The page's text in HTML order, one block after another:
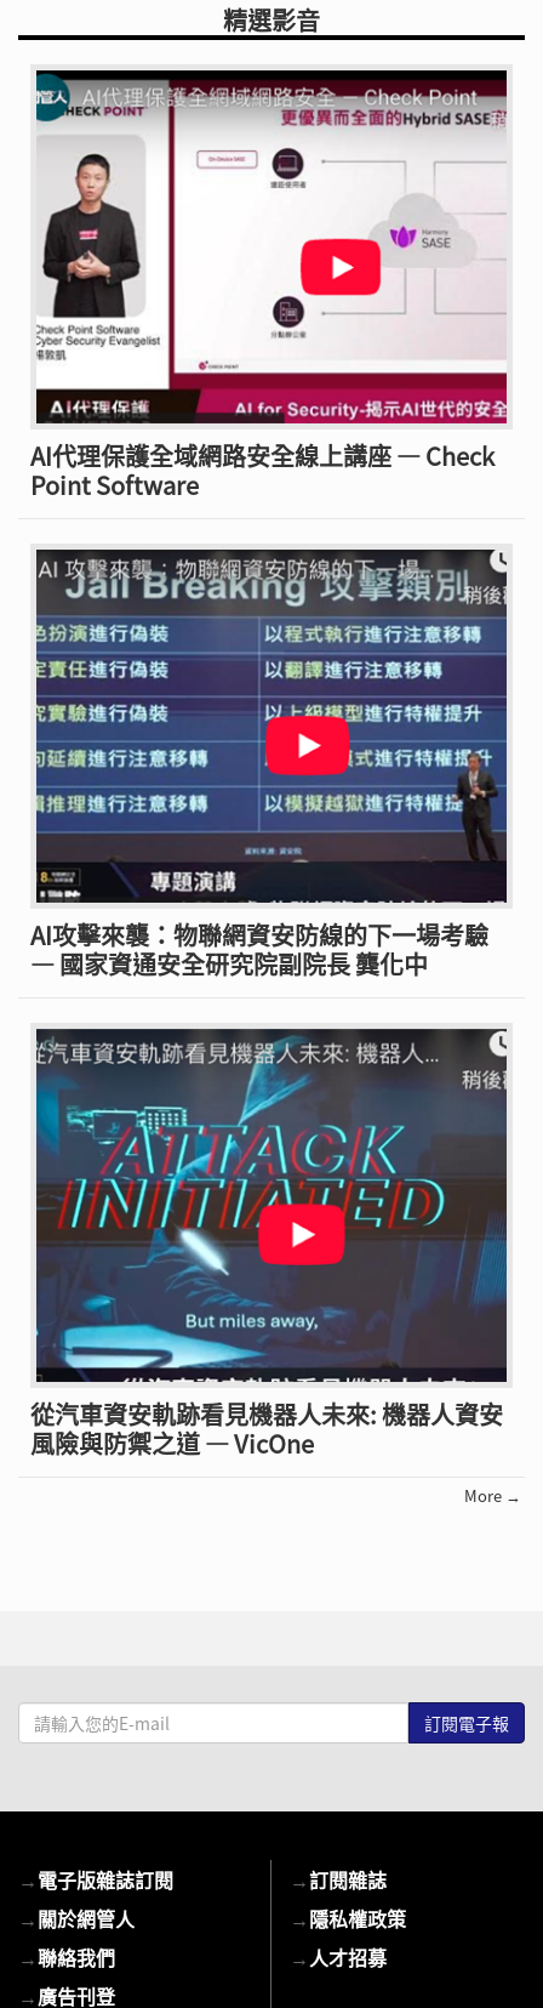
精選影音
AI代理保護全域網路安全線上講座 — Check
Point Software
AI攻擊來襲：物聯網資安防線的下一場考驗
— 國家資通安全研究院副院長 龔化中
從汽車資安軌跡看見機器人未來: 機器人資安
風險與防禦之道 — VicOne
More →
請
輸
mail
→電子版雜誌訂閱
→關於網管人
→聯絡我們
→廣告刊登
→訂閱雜誌
→隱私權政策
→ 人才招募